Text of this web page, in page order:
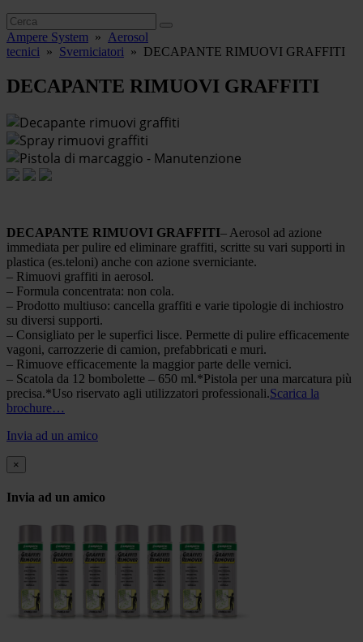
Ampere System »
Aerosol
tecnici » Sverniciatori » DECAPANTE RIMUOVI GRAFFITI
DECAPANTE RIMUOVI GRAFFITI
DECAPANTE RIMUOVI GRAFFITI– Aerosol ad azione
immediata per pulire ed eliminare graffiti, scritte su vari supporti in
plastica (es.teloni) anche con azione sverniciante.
– Rimuovi graffiti in aerosol.
– Formula concentrata: non cola.
– Prodotto multiuso: cancella graffiti e varie tipologie di inchiostro
su diversi supporti.
– Consigliato per le superfici lisce. Permette di pulire efficacemente
vagoni, carrozzerie di camion, prefabbricati e muri.
– Rimuove efficacemente la maggior parte delle vernici.
– Scatola da 12 bombolette – 650 ml.*Pistola per una marcatura più
precisa.*Uso riservato agli utilizzatori professionali.Scarica la
brochure…
Invia ad un amico
×
Invia ad un amico